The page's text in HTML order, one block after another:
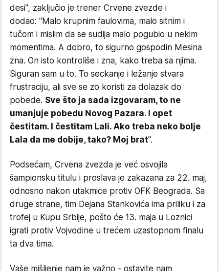
desi", zaključio je trener Crvene zvezde i
dodao: "Malo krupnim faulovima, malo sitnim i
tučom i mislim da se sudija malo pogubio u nekim
momentima. A dobro, to sigurno gospodin Mesina
zna. On isto kontroliše i zna, kako treba sa njima.
Siguran sam u to. To seckanje i ležanje stvara
frustraciju, ali sve se zo koristi za dolazak do
pobede. Sve što ja sada izgovaram, to ne
umanjuje pobedu Novog Pazara. I opet
čestitam. I čestitam Lali. Ako treba neko bolje
Lala da me dobije, tako? Moj brat".
Podsećam, Crvena zvezda je već osvojila
šampionsku titulu i proslava je zakazana za 22. maj,
odnosno nakon utakmice protiv OFK Beograda. Sa
druge strane, tim Dejana Stankovića ima priliku i za
trofej u Kupu Srbije, pošto će 13. maja u Loznici
igrati protiv Vojvodine u trećem uzastopnom finalu
ta dva tima.
Vaše mišljenje nam je važno - ostavite nam